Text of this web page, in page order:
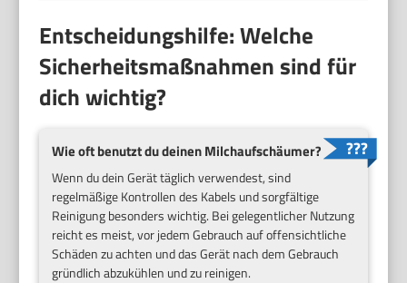
Entscheidungshilfe: Welche
Sicherheitsmaßnahmen sind für
dich wichtig?
Wie oft benutzt du deinen Milchaufschäumer?
Wenn du dein Gerät täglich verwendest, sind
regelmäßige Kontrollen des Kabels und sorgfältige
Reinigung besonders wichtig. Bei gelegentlicher Nutzung
reicht es meist, vor jedem Gebrauch auf offensichtliche
Schäden zu achten und das Gerät nach dem Gebrauch
gründlich abzukühlen und zu reinigen.